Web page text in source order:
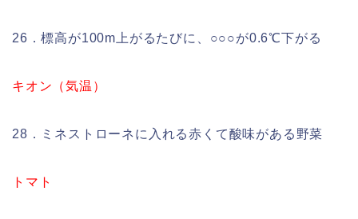
26．標高が100m上がるたびに、○○○が0.6℃下がる
キオン（気温）
28．ミネストローネに入れる赤くて酸味がある野菜
トマト